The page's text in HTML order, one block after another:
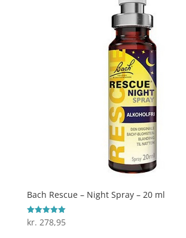
Bach Rescue – Night Spray – 20 ml
Vurderet
5
kr. 278,95